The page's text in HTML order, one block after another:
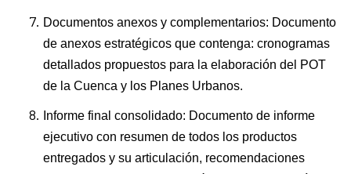
Documentos anexos y complementarios: Documento
de anexos estratégicos que contenga: cronogramas
detallados propuestos para la elaboración del POT
de la Cuenca y los Planes Urbanos.
Informe final consolidado: Documento de informe
ejecutivo con resumen de todos los productos
entregados y su articulación, recomendaciones